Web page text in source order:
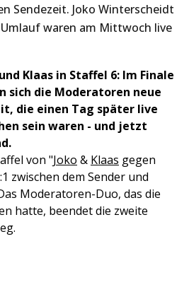
Sendezeit. Joko Winterscheidt
waren am Mittwoch live
Klaas in Staffel 6: Im Finale
sich die Moderatoren neue
die einen Tag später live
sein waren - und jetzt
von "Joko & Klaas gegen
zwischen dem Sender und
Moderatoren-Duo, das die
hatte, beendet die zweite